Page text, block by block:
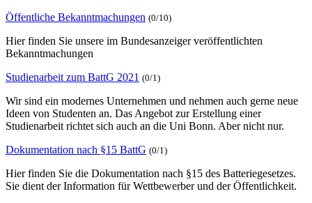
Öffentliche Bekanntmachungen (0/10)
Hier finden Sie unsere im Bundesanzeiger veröffentlichten
Bekanntmachungen
Studienarbeit zum BattG 2021 (0/1)
Wir sind ein modernes Unternehmen und nehmen auch gerne neue
Ideen von Studenten an. Das Angebot zur Erstellung einer
Studienarbeit richtet sich auch an die Uni Bonn. Aber nicht nur.
Dokumentation nach §15 BattG (0/1)
Hier finden Sie die Dokumentation nach §15 des Batteriegesetzes.
Sie dient der Information für Wettbewerber und der Öffentlichkeit.